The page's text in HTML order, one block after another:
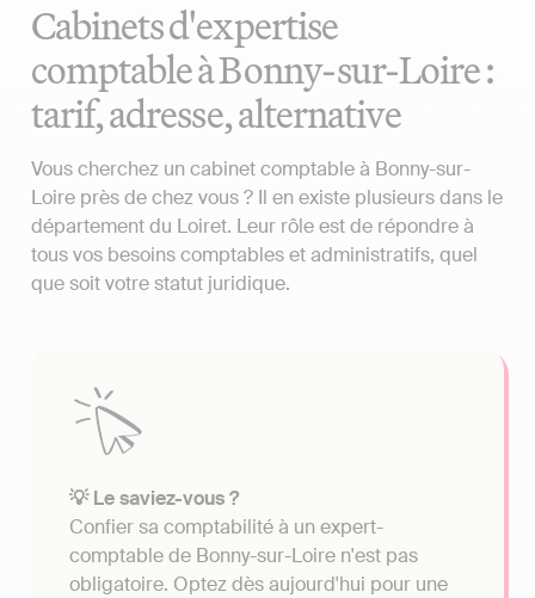
Cabinets d'expertise
comptable à Bonny-sur-Loire :
tarif, adresse, alternative
Vous cherchez un cabinet comptable à Bonny-sur-
Loire près de chez vous ? Il en existe plusieurs dans le
département du Loiret. Leur rôle est de répondre à
tous vos besoins comptables et administratifs, quel
que soit votre statut juridique.
💡 Le saviez-vous ?
Confier sa comptabilité à un expert-
comptable de Bonny-sur-Loire n'est pas
obligatoire. Optez dès aujourd'hui pour une